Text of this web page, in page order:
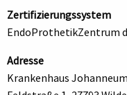
Zertifizierungssystem
EndoProthetikZentrum
Adresse
Krankenhaus